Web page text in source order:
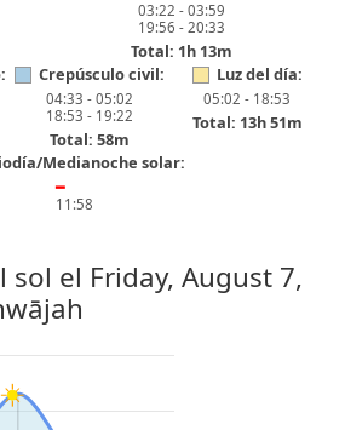
03:22 - 03:59
19:56 - 20:33
Total: 1h 13m
Crepúsculo civil:
04:33 - 05:02
18:53 - 19:22
Total: 58m
Luz del día:
05:02 - 18:53
Total: 13h 51m
Medianoche solar:
━
11:58
sol el Friday, August 7,